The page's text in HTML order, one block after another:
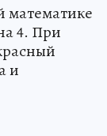
математике
4. При
и